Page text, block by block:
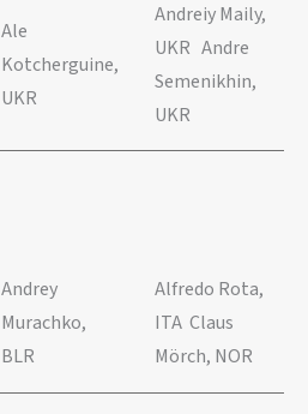
Ale
Kotcherguine,
UKR
Andreiy Maily,
UKR Andre
Semenikhin,
UKR
Andrey
Murachko,
BLR
Alfredo Rota,
ITA Claus
Mörch, NOR